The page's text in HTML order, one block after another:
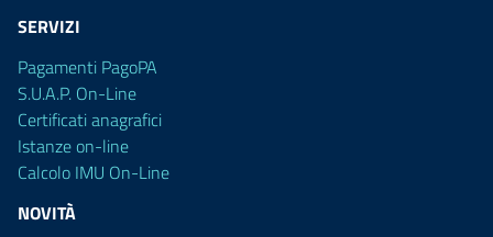
SERVIZI
Pagamenti PagoPA
S.U.A.P. On-Line
Certificati anagrafici
Istanze on-line
Calcolo IMU On-Line
NOVITÀ